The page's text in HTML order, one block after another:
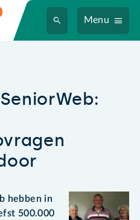
Menu
miljoen computerhulpvragen
hebben in
500.000